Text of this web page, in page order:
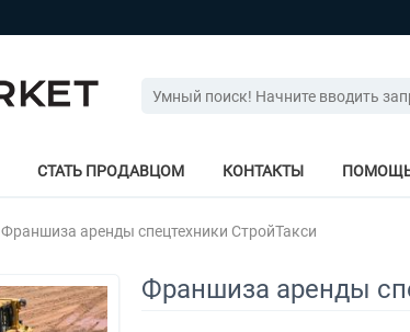
СТАТЬ ПРОДАВЦОМ КОНТАКТЫ
Франшиза аренды спецтехники СтройТакси
Франшиза аренды